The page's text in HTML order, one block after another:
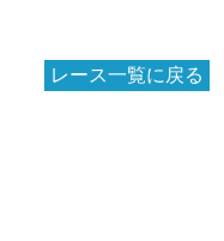
レース一覧に戻る